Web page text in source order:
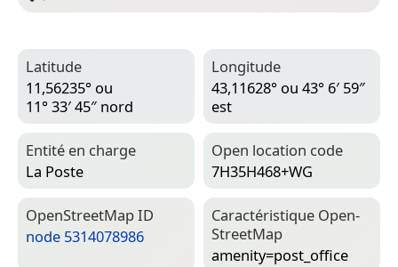
Latitude
11,56235° ou
11° 33′ 45″ nord
Longitude
43,11628° ou 43° 6′ 59″
est
Entité en charge
La Poste
Open location code
7H35H468+WG
Open­Street­Map ID
node 5314078986
Caractéristique Open­
Street­Map
amenity=­post_office